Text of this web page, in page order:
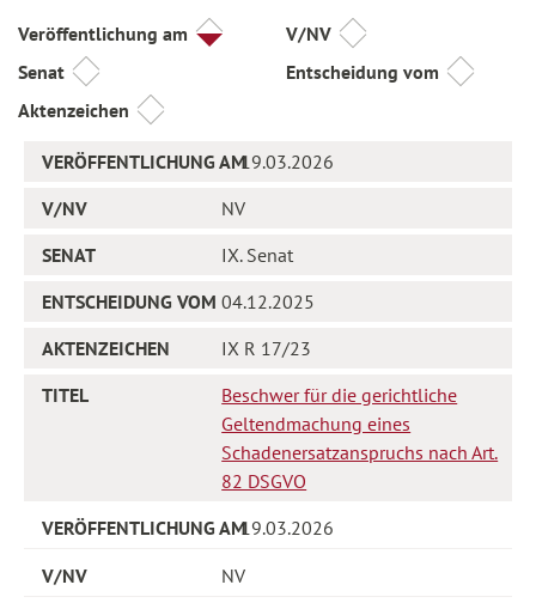
Veröffentlichung am
V/NV
Senat
Entscheidung vom
Aktenzeichen
Titel
19.03.2026
NV
IX. Senat
04.12.2025
IX R 17/23
Beschwer für die gerichtliche
Geltendmachung eines
Schadenersatzanspruchs nach Art.
82 DSGVO
19.03.2026
NV